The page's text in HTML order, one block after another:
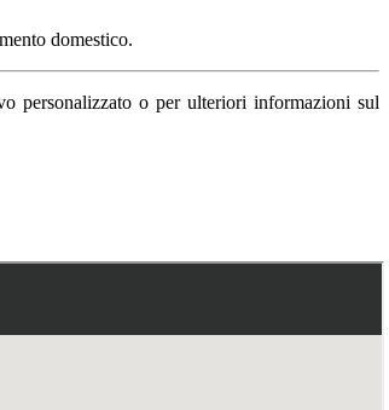
domestico.
personalizzato o per ulteriori informazioni sul